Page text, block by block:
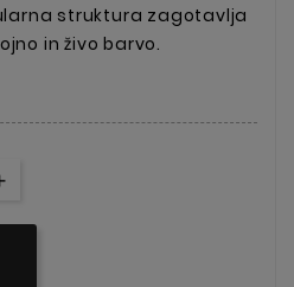
struktura zagotavlja
in živo barvo.